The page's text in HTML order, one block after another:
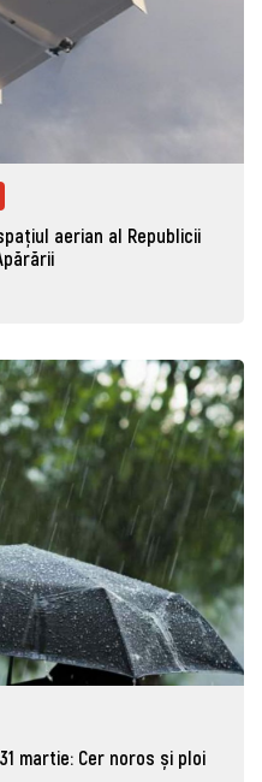
aerian al Republicii
martie: Cer noros și ploi